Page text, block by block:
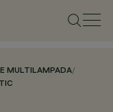
MULTILAMPADA/